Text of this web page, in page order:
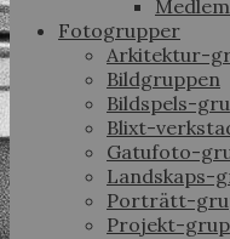
Fotogrupper
Arkitektur-
Bildgruppen
Bildspels-
Blixt-
Gatufoto-
Landskaps-
Porträtt-
Projekt-